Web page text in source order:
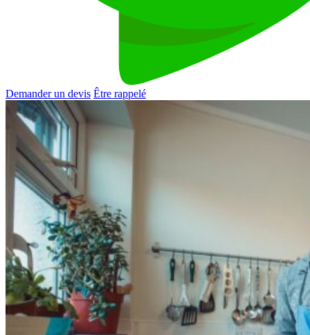
Demander un devis Être rappelé